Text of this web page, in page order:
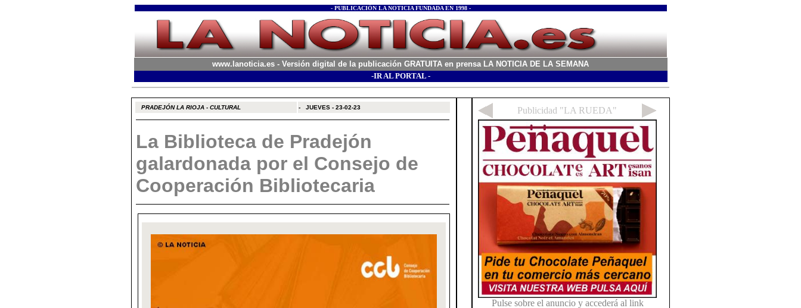
- PUBLICACIÓN LA NOTICIA FUNDADA EN 1998 -
www.lanoticia.es - Versión digital de la publicación GRATUITA en prensa LA NOTICIA DE LA SEMANA
-IR AL PORTAL -
PRADEJÓN LA RIOJA - CULTURAL - JUEVES - 23-02-23
La Biblioteca de Pradejón
galardonada por el Consejo de
Cooperación Bibliotecaria